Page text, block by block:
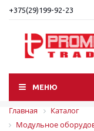
+375(29)199-92-23
МЕНЮ
Главная
Каталог
Модульное